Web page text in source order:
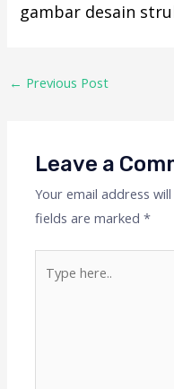
gambar desain
← Previous Post
Leave a
Your email address
fields are marked*
here..